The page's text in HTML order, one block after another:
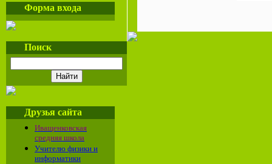
Форма входа
Поиск
Друзья сайта
Иващенковская
средняя школа
Учителю физики и
информатики